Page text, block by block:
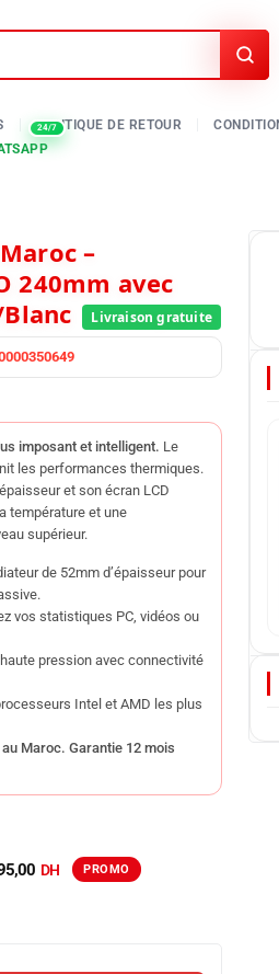
240mm avec
imposant et intelligent. Le
les performances thermiques.
et son écran LCD
température et une
supérieur.
de 52mm d’épaisseur pour
vos statistiques PC, vidéos ou
haute pression avec connectivité
Intel et AMD les plus
Maroc. Garantie 12 mois